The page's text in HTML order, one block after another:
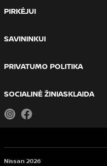
PIRKĖJUI
SAVININKUI
PRIVATUMO POLITIKA
SOCIALINĖ ŽINIASKLAIDA
Instagram
Nissan 2026